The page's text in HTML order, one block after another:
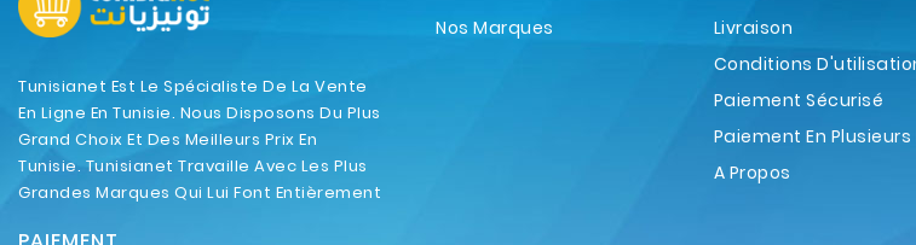
Tunisianet Est Le Spécialiste De La Vente
En Ligne En Tunisie. Nous Disposons Du Plus
Grand Choix Et Des Meilleurs Prix En
Tunisie. Tunisianet Travaille Avec Les Plus
Grandes Marques Qui Lui Font Entièrement
Nos Marques
Livraison
Conditions
Paiement Sécurisé
Paiement En Plusieurs
A Propos